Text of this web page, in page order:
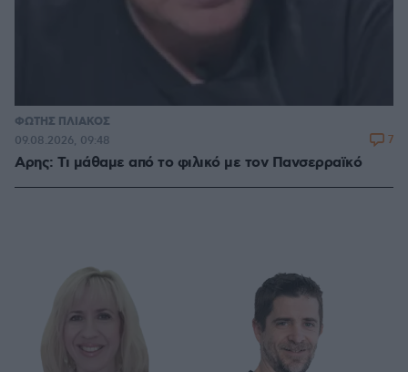
ΦΩΤΗΣ ΠΛΙΑΚΟΣ
Αρης: Τι μάθαμε από το φιλικό με τον Πανσερραϊκό
09.08.2026, 09:48 7